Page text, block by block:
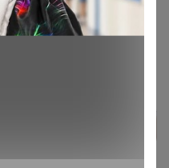
ЦР,а от туда